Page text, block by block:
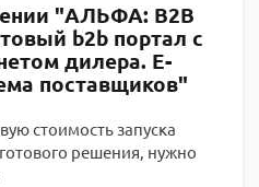
"АЛЬФА: B2B
b2b портал с
дилера. E-
поставщиков"
стоимость запуска
решения, нужно